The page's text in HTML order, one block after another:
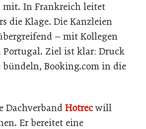
mit. In Frankreich leitet
die Klage. Die Kanzleien
– mit Kollegen
Ziel ist klar: Druck
bündeln, Booking.com in die
Dachverband Hotrec will
Er bereitet eine